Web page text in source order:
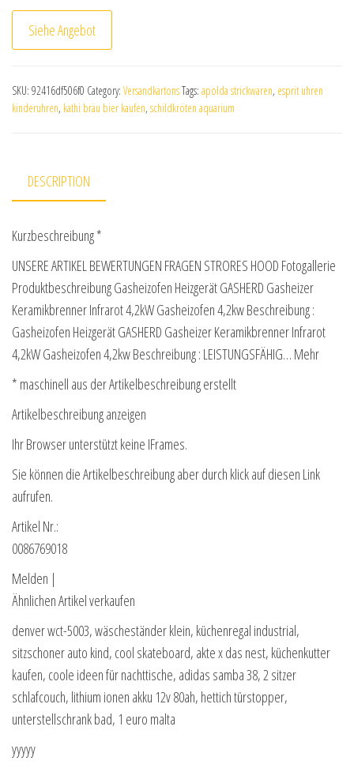
Siehe Angebot
SKU: 92416df506f0 Category: VersandkartonsTags: apolda strickwaren, esprit uhren
kinderuhren, kathi bräu bier kaufen, schildkröten aquarium
DESCRIPTION
Kurzbeschreibung *
UNSERE ARTIKEL BEWERTUNGEN FRAGEN STRORES HOOD Fotogallerie
Produktbeschreibung Gasheizofen Heizgerät GASHERD Gasheizer
Keramikbrenner Infrarot 4,2kW Gasheizofen 4,2kw Beschreibung :
Gasheizofen Heizgerät GASHERD Gasheizer Keramikbrenner Infrarot
4,2kW Gasheizofen 4,2kw Beschreibung : LEISTUNGSFÄHIG… Mehr
* maschinell aus der Artikelbeschreibung erstellt
Artikelbeschreibung anzeigen
Ihr Browser unterstützt keine IFrames.
Sie können die Artikelbeschreibung aber durch klick auf diesen Link
aufrufen.
Artikel Nr.:
0086769018
Melden |
Ähnlichen Artikel verkaufen
denver wct-5003, wäscheständer klein, küchenregal industrial,
sitzschoner auto kind, cool skateboard, akte x das nest, küchenkutter
kaufen, coole ideen für nachttische, adidas samba 38, 2 sitzer
schlafcouch, lithium ionen akku 12v 80ah, hettich türstopper,
unterstellschrank bad, 1 euro malta
yyyyy